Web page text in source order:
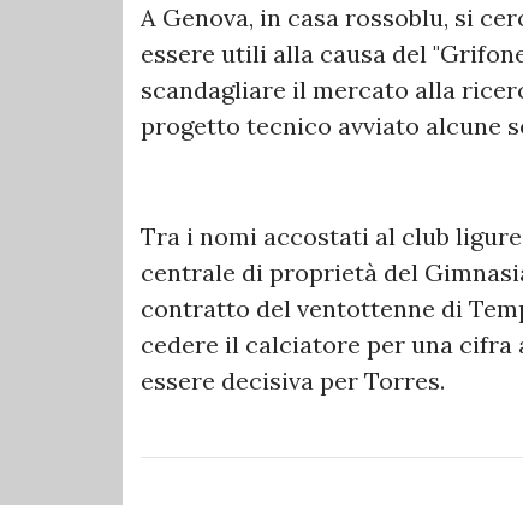
A Genova, in casa rossoblu, si
essere utili alla causa del
scandagliare il mercato alla
progetto tecnico avviato alcune
Tra i nomi accostati al club
centrale di proprietà del
contratto del ventottenne di
cedere il calciatore per una cifra
essere decisiva per Torres.